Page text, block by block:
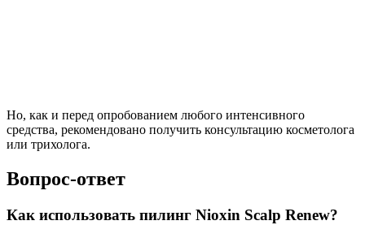
Но, как и перед опробованием любого интенсивного
средства, рекомендовано получить консультацию косметолога
или трихолога.
Вопрос-ответ
Как использовать пилинг Nioxin Scalp Renew?